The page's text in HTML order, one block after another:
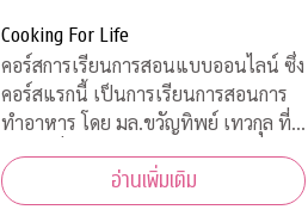
Cooking For Life
คอร์สการเรียนการสอนแบบออนไลน์ ซึ่ง
คอร์สแรกนี้ เป็นการเรียนการสอนการ
ทำอาหาร โดย มล.ขวัญทิพย์ เทวกุล ที่
เป็นผู้เชี่ยวชาญทางด้านอาหารทุก
ประเภท และในแต่ละ Episode ก็ได้รับ
ความร่วมมือจากคณาจารย์ ผู้ทรงคุณวุฒิ
อ่านเพิ่มเติม